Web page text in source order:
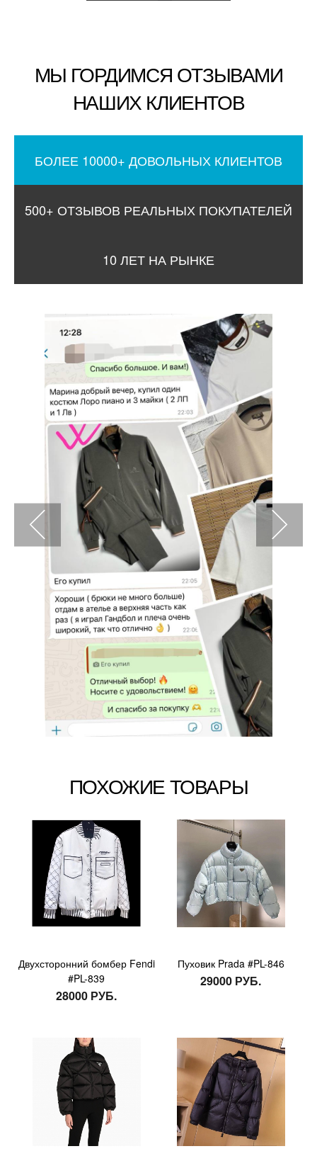
МЫ ГОРДИМСЯ ОТЗЫВАМИ
НАШИХ КЛИЕНТОВ
БОЛЕЕ 10000+ ДОВОЛЬНЫХ КЛИЕНТОВ
500+ ОТЗЫВОВ РЕАЛЬНЫХ ПОКУПАТЕЛЕЙ
10 ЛЕТ НА РЫНКЕ
ПОХОЖИЕ ТОВАРЫ
Двухсторонний бомбер Fendi
#PL-839
28000 РУБ.
Пуховик Prada #PL-846
29000 РУБ.